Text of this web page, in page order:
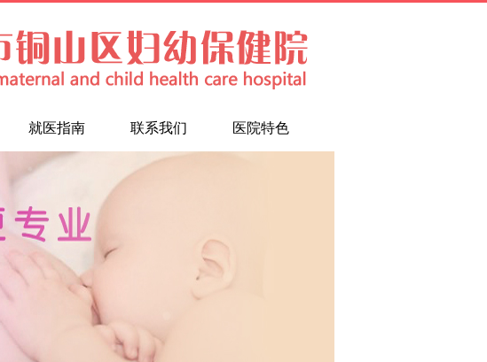
就医指南 联系我们 医院特色